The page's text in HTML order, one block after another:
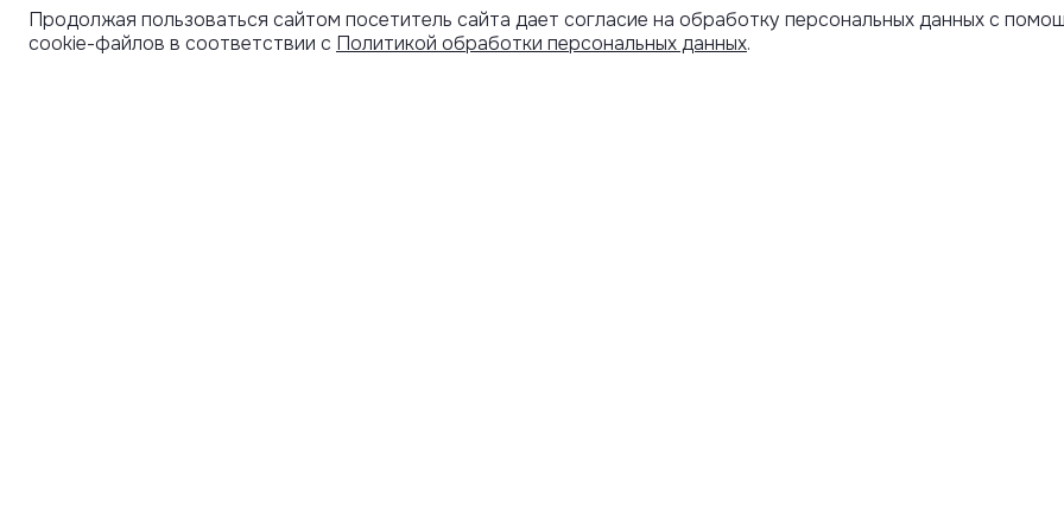
Продолжая пользоваться сайтом посетитель сайта дает согласие на обработку персональных данных с
cookie-файлов в соответствии с Политикой обработки персональных данных.